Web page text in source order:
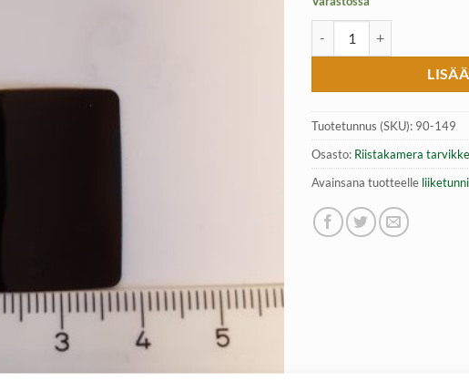
Tuotetunnus (SKU): 90-149
Osasto: Riistakamera
Avainsana tuotteelle